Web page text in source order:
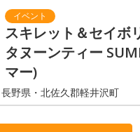
スキレット＆セイボ
タヌーンティー
マー)
長野県・北佐久郡軽井沢町